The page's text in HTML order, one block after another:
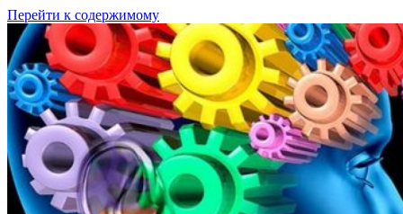
Перейти к содержимому